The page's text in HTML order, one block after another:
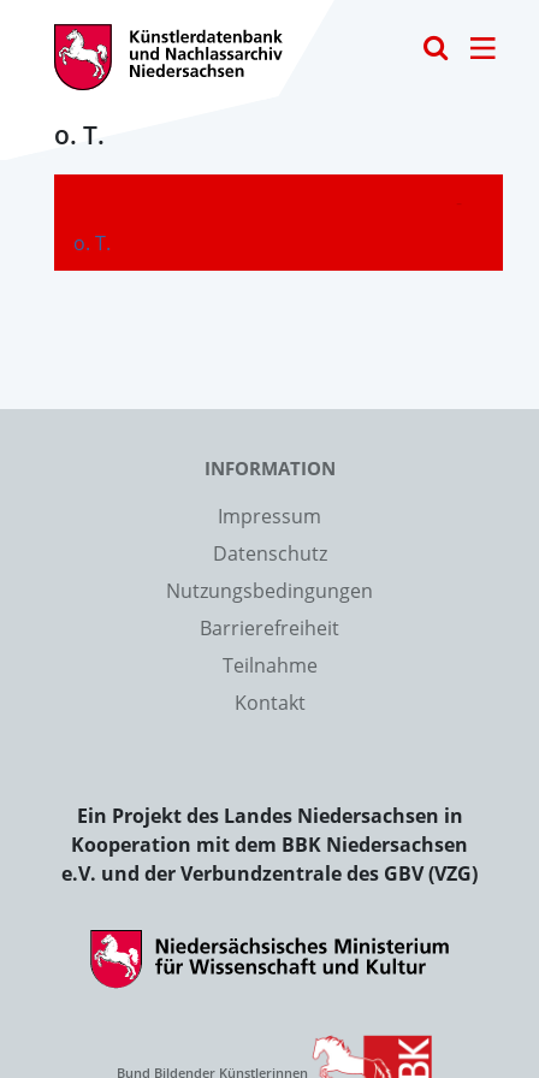
o. T.
o. T.
-
INFORMATION
Impressum
Datenschutz
Nutzungsbedingungen
Barrierefreiheit
Teilnahme
Kontakt
Ein Projekt des Landes Niedersachsen in
Kooperation mit dem BBK Niedersachsen
e.V. und der Verbundzentrale des GBV (VZG)
Bund Bildender Künstlerinnen